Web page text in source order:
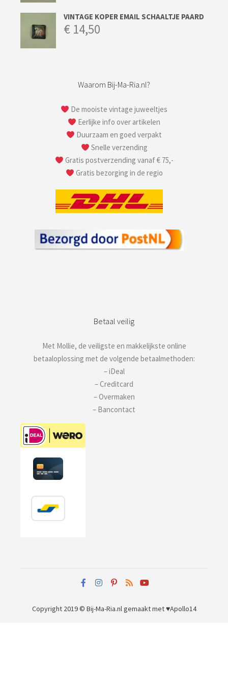
VINTAGE KOPER EMAIL SCHAALTJE PAARD
€ 14,50
Waarom Bij-Ma-Ria.nl?
De mooiste vintage juweeltjes
Eerlijke info over artikelen
Duurzaam en goed verpakt
Snelle verzending
Gratis postverzending vanaf € 75,-
Gratis bezorging in de regio
Betaal veilig
Met Mollie, de veiligste en makkelijkste online
betaaloplossing met de volgende betaalmethoden:
– iDeal
– Creditcard
– Overmaken
– Bancontact
Copyright 2019 © Bij-Ma-Ria.nlgemaakt met ♥Apollo14